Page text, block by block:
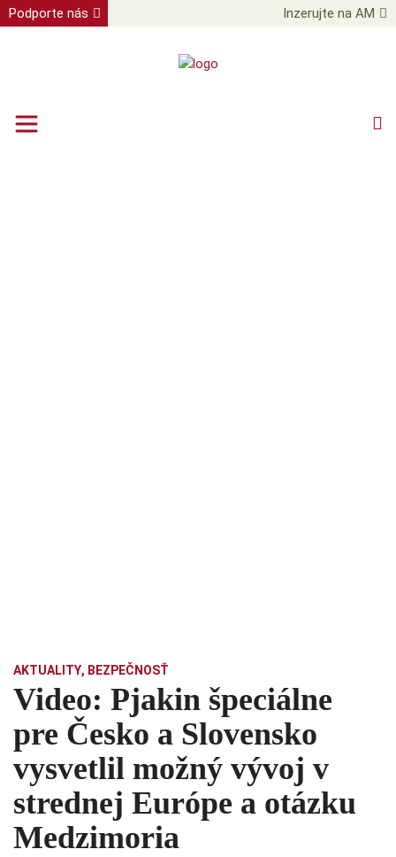
Podporte nás Inzerujte na AM
AKTUALITY, BEZPEČNOSŤ
Video: Pjakin špeciálne
pre Česko a Slovensko
vysvetlil možný vývoj v
strednej Európe a otázku
Medzimoria